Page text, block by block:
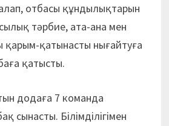
отбасы құндылықтарын
тәрбие, ата-ана мен
қарым-қатынасты нығайтуға
қатысты.
додаға 7 команда
сынасты. Білімділігімен